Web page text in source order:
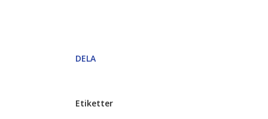
DELA
Etiketter